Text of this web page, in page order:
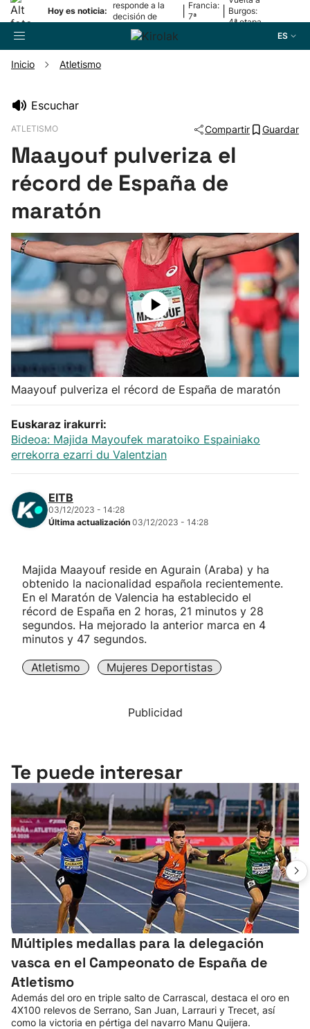
Hoy es noticia:
responde a la
decisión de
Oriamendi
Francia:
7ª
Burgos:
4ª etapa
ES
Pelota
Remo
Baloncesto
Ciclismo
Herri-kirolak
Balonmano
Kirolak 360
Atletismo
Más deportes
Inicio Atletismo
Escuchar
ATLETISMO Compartir Guardar
Maayouf pulveriza el
récord de España de
maratón
Maayouf pulveriza el récord de España de maratón
Euskaraz irakurri:
Bideoa: Majida Mayoufek maratoiko Espainiako
errekorra ezarri du Valentzian
EITB
03/12/2023 - 14:28
Última actualización 03/12/2023 - 14:28
Majida Maayouf reside en Agurain (Araba) y ha
obtenido la nacionalidad española recientemente.
En el Maratón de Valencia ha establecido el
récord de España en 2 horas, 21 minutos y 28
segundos. Ha mejorado la anterior marca en 4
minutos y 47 segundos.
Atletismo Mujeres Deportistas
Publicidad
Te puede interesar
Múltiples medallas para la delegación
vasca en el Campeonato de España de
Atletismo
Además del oro en triple salto de Carrascal, destaca el oro en
4X100 relevos de Serrano, San Juan, Larrauri y Trecet, así
como la victoria en pértiga del navarro Manu Quijera.